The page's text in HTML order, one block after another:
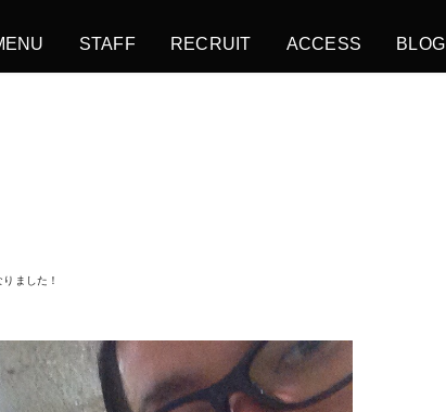
STAFF RECRUIT ACCESS BLOG
ました！